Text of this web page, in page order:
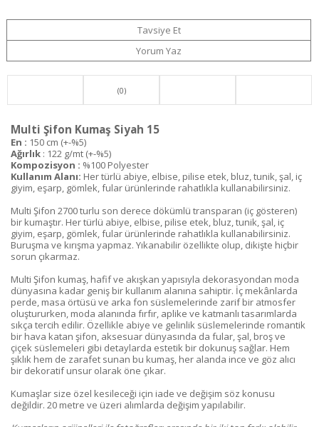
Tavsiye Et
Yorum Yaz
(0)
Multi Şifon Kumaş Siyah 15
En : 150 cm (+-%5)
Ağırlık : 122 g/mt (+-%5)
Kompozisyon : %100 Polyester
Kullanım Alanı: Her türlü abiye, elbise, pilise etek, bluz, tunik, şal, iç
giyim, eşarp, gömlek, fular ürünlerinde rahatlıkla kullanabilirsiniz.
Multi Şifon 2700 turlu son derece dökümlü transparan (iç gösteren)
bir kumaştır. Her türlü abiye, elbise, pilise etek, bluz, tunik, şal, iç
giyim, eşarp, gömlek, fular ürünlerinde rahatlıkla kullanabilirsiniz.
Buruşma ve kırışma yapmaz. Yıkanabilir özellikte olup, dikişte hiçbir
sorun çıkarmaz.
Multi Şifon kumaş, hafif ve akışkan yapısıyla dekorasyondan moda
dünyasına kadar geniş bir kullanım alanına sahiptir. İç mekânlarda
perde, masa örtüsü ve arka fon süslemelerinde zarif bir atmosfer
oluştururken, moda alanında fırfır, aplike ve katmanlı tasarımlarda
sıkça tercih edilir. Özellikle abiye ve gelinlik süslemelerinde romantik
bir hava katan şifon, aksesuar dünyasında da fular, şal, broş ve
çiçek süslemeleri gibi detaylarda estetik bir dokunuş sağlar. Hem
şıklık hem de zarafet sunan bu kumaş, her alanda ince ve göz alıcı
bir dekoratif unsur olarak öne çıkar.
Kumaşlar size özel kesileceği için iade ve değişim söz konusu
değildir. 20 metre ve üzeri alımlarda değişim yapılabilir.